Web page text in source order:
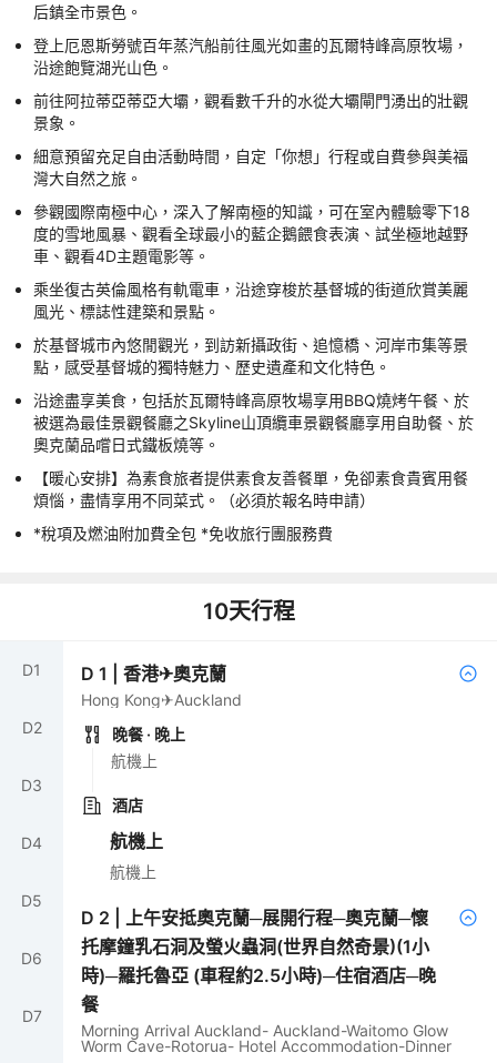
后鎮全市景色。
登上厄恩斯勞號百年蒸汽船前往風光如畫的瓦爾特峰高原牧場，
沿途飽覽湖光山色。
前往阿拉蒂亞蒂亞大壩，觀看數千升的水從大壩閘門湧出的壯觀
景象。
細意預留充足自由活動時間，自定「你想」行程或自費參與美福
灣大自然之旅。
參觀國際南極中心，深入了解南極的知識，可在室內體驗零下18
度的雪地風暴、觀看全球最小的藍企鵝餵食表演、試坐極地越野
車、觀看4D主題電影等。
乘坐復古英倫風格有軌電車，沿途穿梭於基督城的街道欣賞美麗
風光、標誌性建築和景點。
於基督城市內悠閒觀光，到訪新攝政街、追憶橋、河岸市集等景
點，感受基督城的獨特魅力、歷史遺產和文化特色。
沿途盡享美食，包括於瓦爾特峰高原牧場享用BBQ燒烤午餐、於
被選為最佳景觀餐廳之Skyline山頂纜車景觀餐廳享用自助餐、於
奧克蘭品嚐日式鐵板燒等。
【暖心安排】為素食旅者提供素食友善餐單，免卻素食貴賓用餐
煩惱，盡情享用不同菜式。（必須於報名時申請）
*稅項及燃油附加費全包 *免收旅行團服務費
10天行程
D1
D2
D3
D4
D5
D6
D7
D1 |香港✈奧克蘭
Hong Kong✈Auckland
晚餐 · 晚上
航機上
酒店
航機上
航機上
D 2 |上午安抵奧克蘭─展開行程─奧克蘭─懷
托摩鐘乳石洞及螢火蟲洞(世界自然奇景)(1小
時)─羅托魯亞 (車程約2.5小時)─住宿酒店─晚
餐
Morning Arrival Auckland- Auckland-Waitomo Glow
Worm Cave-Rotorua- Hotel Accommodation-Dinner